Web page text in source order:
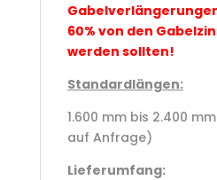
60% von den
werden sollten!
Standardlängen:
1.600 mm bis 2.400
auf Anfrage)
Lieferumfang: